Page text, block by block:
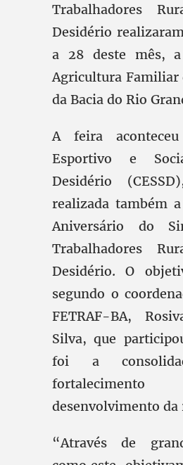
Trabalhadores
Desidério
a 28 deste mês,
Agricultura
da Bacia do Rio
A feira
Esportivo e
Desidério
realizada também
Aniversário do
Trabalhadores
Desidério. O
segundo o
FETRAF-BA,
Silva, que
foi a
desenvolvimento da
“Através de